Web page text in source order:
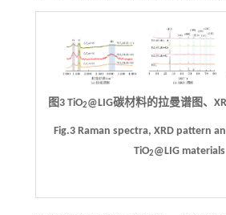
图3 TiO2@LIG碳材料的拉曼谱图、
Fig.3 Raman spectra, XRD pattern
TiO2@LIG materials